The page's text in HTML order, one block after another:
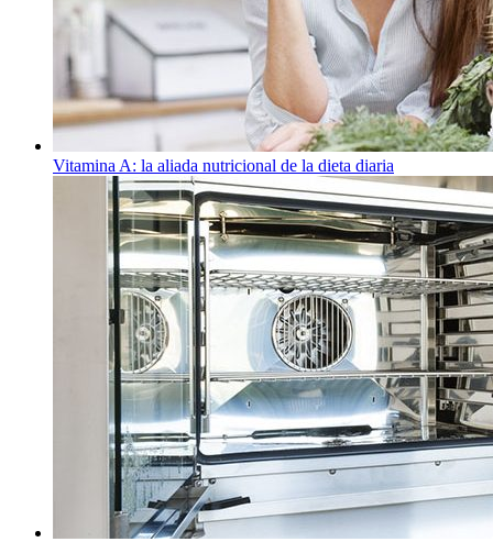
Vitamina A: la aliada nutricional de la dieta diaria